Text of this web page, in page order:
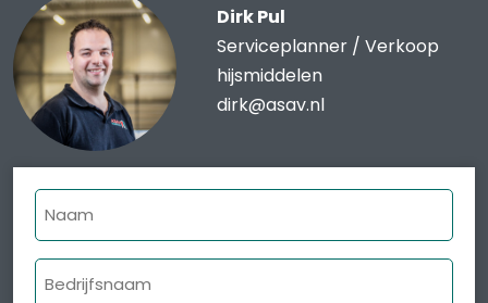
Dirk Pul
Serviceplanner / Verkoop
hijsmiddelen
dirk@asav.nl
Naam
Bedrijfsnaam